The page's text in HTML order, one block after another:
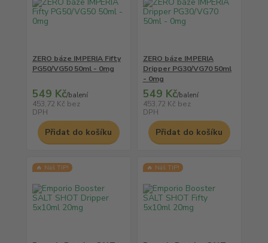
ZERO báze IMPERIA Fifty
PG50/VG50 50ml - 0mg
549 Kč/balení
453,72 Kč bez
DPH
Přidat do košíku
ZERO báze IMPERIA
Dripper PG30/VG70 50ml
- 0mg
549 Kč/balení
453,72 Kč bez
DPH
Přidat do košíku
🔥 Náš TIP! 🔥 Náš TIP!